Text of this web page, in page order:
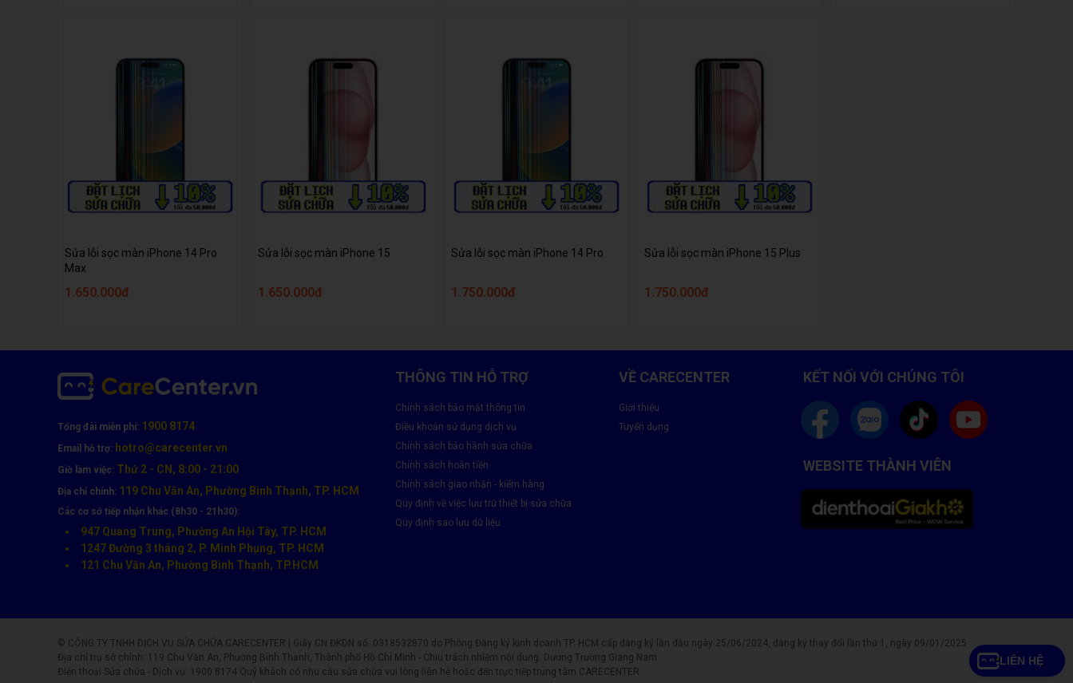
Sửa lỗi sọc màn iPhone 14 Pro
Max
1.650.000đ
Sửa lỗi sọc màn iPhone 15
1.650.000đ
Sửa lỗi sọc màn iPhone 14 Pro
1.750.000đ
Sửa lỗi sọc màn iPhone 15 Plus
1.750.000đ
LIÊN HỆ
Tổng đài miễn phí: 1900 8174
Email hỗ trợ: hotro@carecenter.vn
Giờ làm việc: Thứ 2 - CN, 8:00 - 21:00
Địa chỉ chính: 119 Chu Văn An, Phường Bình Thạnh, TP. HCM
Các cơ sở tiếp nhận khác (8h30 - 21h30):
947 Quang Trung, Phường An Hội Tây, TP. HCM
1247 Đường 3 tháng 2, P. Minh Phụng, TP. HCM
121 Chu Văn An, Phường Bình Thạnh, TP.HCM
THÔNG TIN HỖ TRỢ
Chính sách bảo mật thông tin
Điều khoản sử dụng dịch vụ
Chính sách bảo hành sửa chữa
Chính sách hoàn tiền
Chính sách giao nhận - kiểm hàng
Quy định về việc lưu trữ thiết bị sửa chữa
Quy định sao lưu dữ liệu
VỀ CARECENTER
Giới thiệu
Tuyển dụng
KẾT NỐI VỚI CHÚNG TÔI
WEBSITE THÀNH VIÊN
© CÔNG TY TNHH DỊCH VỤ SỬA CHỮA CARECENTER | Giấy CN ĐKDN số: 0318532870 do Phòng Đăng ký kinh doanh TP. HCM cấp đăng ký lần đầu ngày 25/06/2024, đăng ký thay đổi lần thứ 1, ngày 09/01/2025
Địa chỉ trụ sở chính: 119 Chu Văn An, Phường Bình Thạnh, Thành phố Hồ Chí Minh - Chịu trách nhiệm nội dung: Dương Trường Giang Nam
Điện thoại Sửa chữa - Dịch vụ: 1900 8174 Quý khách có nhu cầu sửa chữa vui lòng liên hệ hoặc đến trực tiếp trung tâm CARECENTER